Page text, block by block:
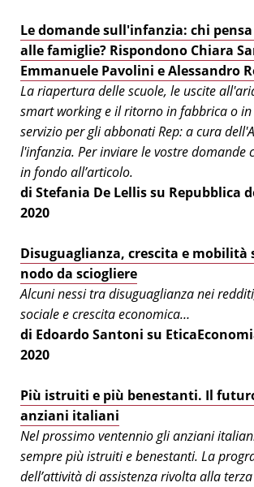
Le domande sull'infanzia: chi
alle famiglie? Rispondono Chiara
Emmanuele Pavolini e Alessandro
La riapertura delle scuole, le uscite
smart working e il ritorno in fabbrica o
servizio per gli abbonati Rep: a cura
l'infanzia. Per inviare le vostre domande
in fondo all’articolo.
di Stefania De Lellis su Repubblica
2020
Disuguaglianza, crescita e mobilità
nodo da sciogliere
Alcuni nessi tra disuguaglianza nei
sociale e crescita economica…
di Edoardo Santoni su
2020
Più istruiti e più benestanti. Il
anziani italiani
Nel prossimo ventennio gli anziani
sempre più istruiti e benestanti. La
dell’attività di assistenza rivolta alla